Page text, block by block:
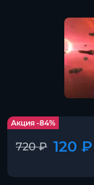
Акция -84%
720 ₽ 120 ₽